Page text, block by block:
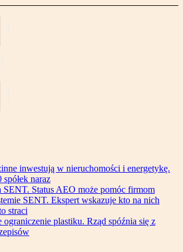
inwestują w nieruchomości i energetykę.
naraz
SENT. Status AEO może pomóc firmom
SENT. Ekspert wskazuje kto na nich
straci
ograniczenie plastiku. Rząd spóźnia się z